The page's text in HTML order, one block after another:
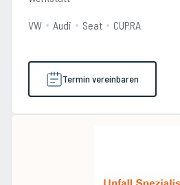
VW Audi Seat CUPRA
Termin vereinbaren